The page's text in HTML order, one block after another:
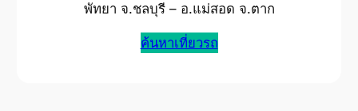
พัทยา จ.ชลบุรี – อ.แม่สอด จ.ตาก
ค้นหาเที่ยวรถ